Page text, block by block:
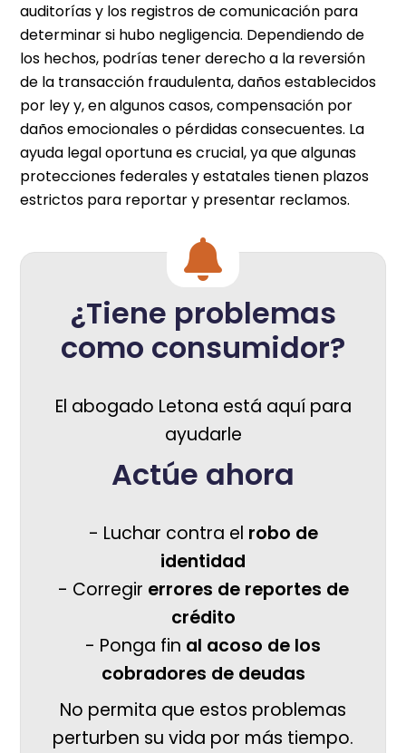
auditorías y los registros de comunicación para
determinar si hubo negligencia. Dependiendo de
los hechos, podrías tener derecho a la reversión
de la transacción fraudulenta, daños establecidos
por ley y, en algunos casos, compensación por
daños emocionales o pérdidas consecuentes. La
ayuda legal oportuna es crucial, ya que algunas
protecciones federales y estatales tienen plazos
estrictos para reportar y presentar reclamos.
¿Tiene problemas
como consumidor?
El abogado Letona está aquí para
ayudarle
Actúe ahora
- Luchar contra el robo de
identidad
- Corregir errores de reportes de
crédito
- Ponga fin al acoso de los
cobradores de deudas
No permita que estos problemas
perturben su vida por más tiempo.